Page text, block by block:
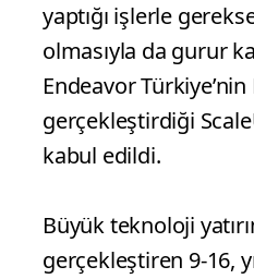
yaptığı işlerle
olmasıyla da gurur
Endeavor
gerçekleştirdiği
kabul edildi.
Büyük teknoloji
gerçekleştiren 9-16,